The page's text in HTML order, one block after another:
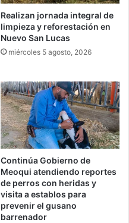
Realizan jornada integral de
limpieza y reforestación en
Nuevo San Lucas
miércoles 5 agosto, 2026
Continúa Gobierno de
Meoqui atendiendo reportes
de perros con heridas y
visita a establos para
prevenir el gusano
barrenador